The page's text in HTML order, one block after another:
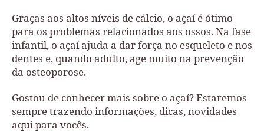
Graças aos altos níveis de cálcio, o açaí é ótimo
para os problemas relacionados aos ossos. Na fase
infantil, o açaí ajuda a dar força no esqueleto e nos
dentes e, quando adulto, age muito na prevenção
da osteoporose.
Gostou de conhecer mais sobre o açaí? Estaremos
sempre trazendo informações, dicas, novidades
aqui para vocês.